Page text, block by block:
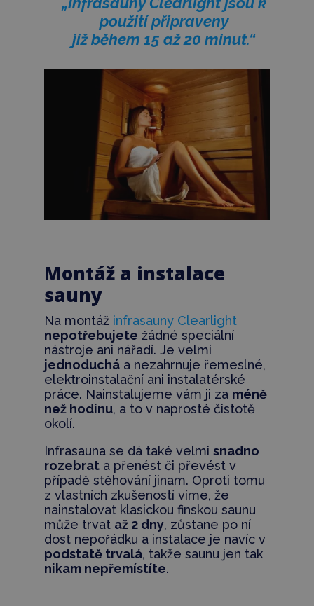
použití připraveny
již během 15 až 20 minut.“
Montáž a instalace
sauny
Na montáž infrasauny Clearlight
nepotřebujete žádné speciální
nástroje ani nářadí. Je velmi
jednoducháa nezahrnuje řemeslné,
elektroinstalační ani instalatérské
práce. Nainstalujeme vám ji za méně
než hodinu, a to v naprosté čistotě
okolí.
Infrasauna se dá také velmi snadno
rozebrata přenést či převést v
případě stěhování jinam. Oproti tomu
z vlastních zkušeností víme, že
nainstalovat klasickou finskou saunu
může trvat až 2 dny, zůstane po ní
dost nepořádku a instalace je navíc v
podstatě trvalá, takže saunu jen tak
nikam nepřemístíte.